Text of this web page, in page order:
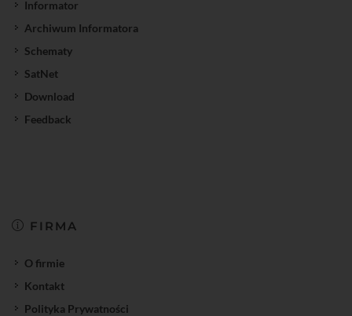
Informator
Archiwum Informatora
Schematy
SatNet
Download
Feedback
FIRMA
O firmie
Kontakt
Polityka Prywatności